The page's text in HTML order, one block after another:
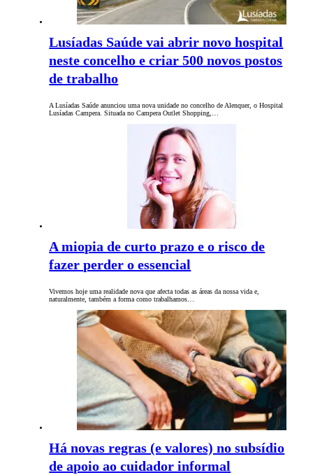
Lusíadas Saúde vai abrir novo hospital
neste concelho e criar 500 novos postos
de trabalho
A Lusíadas Saúde anunciou uma nova unidade no concelho de Alenquer, o Hospital
Lusíadas Campera. Situada no Campera Outlet Shopping,…
A miopia de curto prazo e o risco de
fazer perder o essencial
Vivemos hoje uma realidade nova que afecta todas as áreas da nossa vida e,
naturalmente, também a forma como trabalhamos…
Há novas regras (e valores) no subsídio
de apoio ao cuidador informal